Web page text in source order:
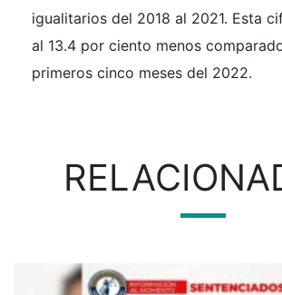
igualitarios del 2018 al 2021. Esta
al 13.4 por ciento menos
primeros cinco meses del 2022.